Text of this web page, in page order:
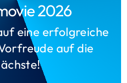
2026
eine erfolgreiche
auf die